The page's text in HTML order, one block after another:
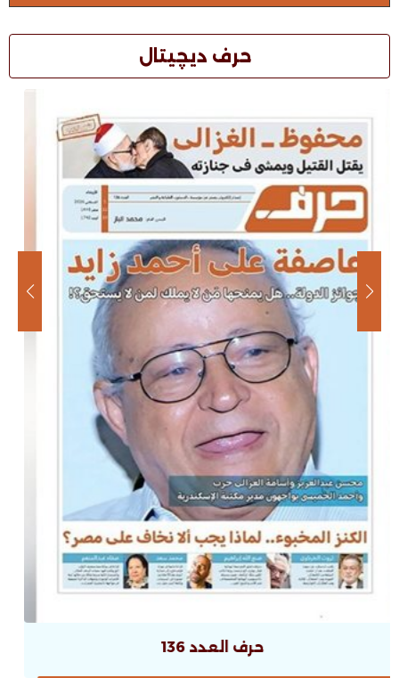
حرف ديچيتال
حرف العدد 135